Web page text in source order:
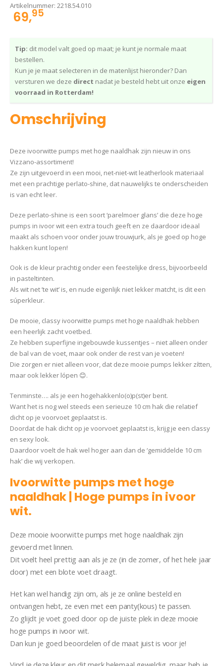
Artikelnummer: 2218.54.010
69,95
Tip: dit model valt goed op maat; je kunt je normale maat
bestellen.
Kun je je maat selecteren in de matenlijst hieronder? Dan
versturen we deze direct nadat je besteld hebt uit onze eigen
voorraad in Rotterdam!
Omschrijving
Deze ivoorwitte pumps met hoge naaldhak zijn nieuw in ons
Vizzano-assortiment!
Ze zijn uitgevoerd in een mooi, net-niet-wit leatherlook materiaal
met een prachtige perlato-shine, dat nauwelijks te onderscheiden
is van echt leer.
Deze perlato-shine is een soort ‘parelmoer glans’ die deze hoge
pumps in ivoor wit een extra touch geeft en ze daardoor ideaal
maakt als schoen voor onder jouw trouwjurk, als je goed op hoge
hakken kunt lopen!
Ook is de kleur prachtig onder een feestelijke dress, bijvoorbeeld
in pasteltinten.
Als wit net ’te wit’ is, en nude eigenlijk niet lekker matcht, is dit een
súperkleur.
De mooie, classy ivoorwitte pumps met hoge naaldhak hebben
een heerlijk zacht voetbed.
Ze hebben superfijne ingebouwde kussentjes – niet alleen onder
de bal van de voet, maar ook onder de rest van je voeten!
Die zorgen er niet alleen voor, dat deze mooie pumps lekker zítten,
maar ook lekker lópen 😊.
Tenminste…. als je een hogehakkenlo(o)p(st)er bent.
Want het is nog wel steeds een serieuze 10 cm hak die relatief
dicht op je voorvoet geplaatst is.
Doordat de hak dicht op je voorvoet geplaatst is, krijg je een classy
en sexy look.
Daardoor voelt de hak wel hoger aan dan de ‘gemiddelde 10 cm
hak’ die wij verkopen.
Ivoorwitte pumps met hoge
naaldhak | Hoge pumps in ivoor
wit.
Deze mooie ivoorwitte pumps met hoge naaldhak zijn
gevoerd met linnen.
Dit voelt heel prettig aan als je ze (in de zomer, of het hele jaar
door) met een blote voet draagt.
Het kan wel handig zijn om, als je ze online besteld en
ontvangen hebt, ze even met een panty(kous) te passen.
Zo glijdt je voet goed door op de juiste plek in deze mooie
hoge pumps in ivoor wit.
Dan kun je goed beoordelen of de maat juist is voor je!